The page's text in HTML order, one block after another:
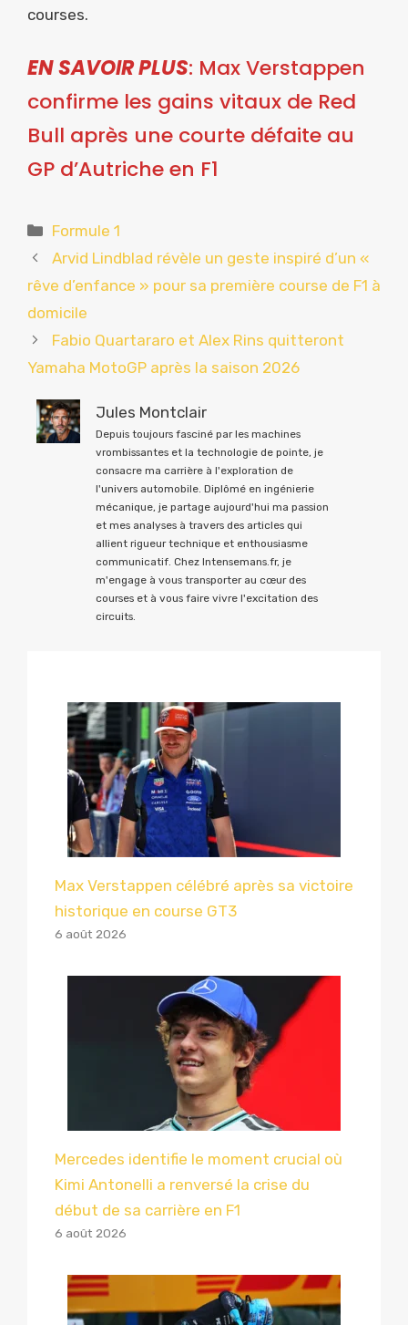
courses.
EN SAVOIR PLUS: Max Verstappen
confirme les gains vitaux de Red
Bull après une courte défaite au
GP d’Autriche en F1
Catégories
Formule 1
Arvid Lindblad révèle un geste inspiré d’un «
rêve d’enfance » pour sa première course de F1 à
domicile
Fabio Quartararo et Alex Rins quitteront
Yamaha MotoGP après la saison 2026
Jules Montclair
Depuis toujours fasciné par les machines
vrombissantes et la technologie de pointe, je
consacre ma carrière à l'exploration de
l'univers automobile. Diplômé en ingénierie
mécanique, je partage aujourd'hui ma passion
et mes analyses à travers des articles qui
allient rigueur technique et enthousiasme
communicatif. Chez Intensemans.fr, je
m'engage à vous transporter au cœur des
courses et à vous faire vivre l'excitation des
circuits.
Max Verstappen célébré après sa victoire
historique en course GT3
6 août 2026
Mercedes identifie le moment crucial où
Kimi Antonelli a renversé la crise du
début de sa carrière en F1
6 août 2026